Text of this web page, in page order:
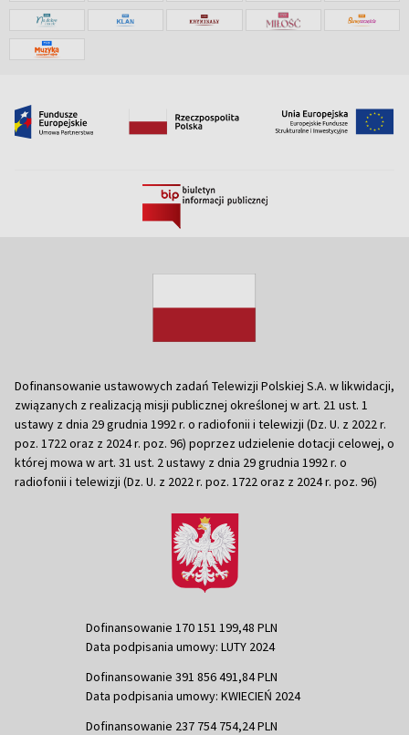
Dofinansowanie ustawowych zadań Telewizji Polskiej S.A. w likwidacji,
związanych z realizacją misji publicznej określonej w art. 21 ust. 1
ustawy z dnia 29 grudnia 1992 r. o radiofonii i telewizji (Dz. U. z 2022 r.
poz. 1722 oraz z 2024 r. poz. 96) poprzez udzielenie dotacji celowej, o
której mowa w art. 31 ust. 2 ustawy z dnia 29 grudnia 1992 r. o
radiofonii i telewizji (Dz. U. z 2022 r. poz. 1722 oraz z 2024 r. poz. 96)
Dofinansowanie 170 151 199,48 PLN
Data podpisania umowy: LUTY 2024
Dofinansowanie 391 856 491,84 PLN
Data podpisania umowy: KWIECIEŃ 2024
Dofinansowanie 237 754 754,24 PLN